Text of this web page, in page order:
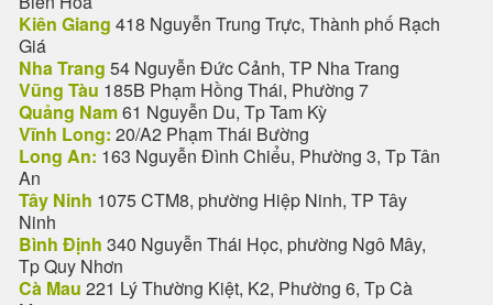
Kiên Giang 418 Nguyễn Trung Trực, Thành phố Rạch
Giá
Nha Trang 54 Nguyễn Đức Cảnh, TP Nha Trang
Vũng Tàu 185B Phạm Hồng Thái, Phường 7
Quảng Nam61 Nguyễn Du, Tp Tam Kỳ
Vĩnh Long: 20/A2 Phạm Thái Bường
Long An: 163 Nguyễn Đình Chiểu, Phường 3, Tp Tân
An
Tây Ninh 1075 CTM8, phường Hiệp Ninh, TP Tây
Ninh
Bình Định 340 Nguyễn Thái Học, phường Ngô Mây,
Tp Quy Nhơn
Cà Mau 221 Lý Thường Kiệt, K2, Phường 6, Tp Cà